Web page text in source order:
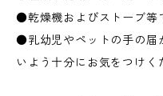
●乾燥機およびストーブ等
●乳幼児やペットの手の届
いよう十分にお気をつけく